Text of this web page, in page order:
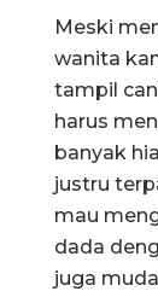
Meski
wanita
tampil
harus
banyak
justru
mau
dada
juga